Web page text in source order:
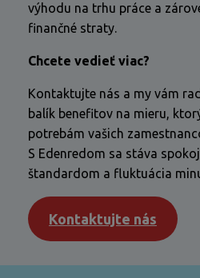
výhodu na trhu práce a
finančné straty.
Chcete vedieť viac?
Kontaktujte nás a my vám
balík benefitov na mieru,
potrebám vašich
S Edenredom sa stáva
štandardom a fluktuácia
Kontaktujte nás